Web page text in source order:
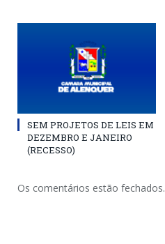
SEM PROJETOS DE LEIS EM
DEZEMBRO E JANEIRO
(RECESSO)
Os comentários estão fechados.